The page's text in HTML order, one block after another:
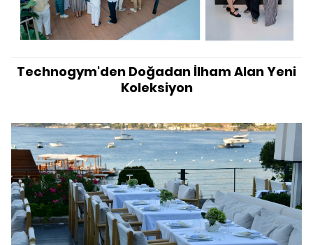
Technogym'den Doğadan İlham Alan Yeni
Koleksiyon